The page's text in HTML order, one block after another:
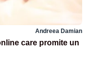
Andreea Damian
care promite un